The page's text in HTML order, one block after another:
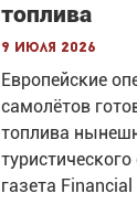
топлива
9 июля 2026
Европейские
самолётов
топлива
газета